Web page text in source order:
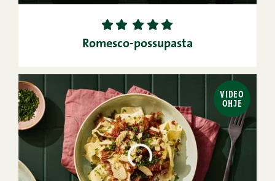
1 2 3 4
5
Romesco-possupasta
VIDEO
OHJE